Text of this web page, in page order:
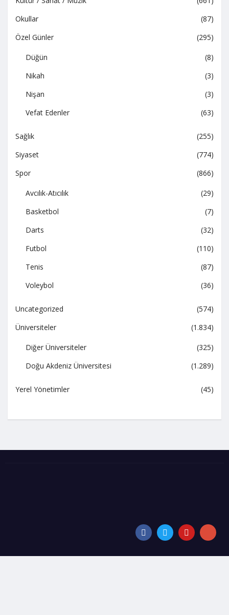
Okullar
(87)
Özel Günler
(295)
Düğün
(8)
Nikah
(3)
Nişan
(3)
Vefat Edenler
(63)
Sağlık
(255)
Siyaset
(774)
Spor
(866)
Avcılık-Atıcılık
(29)
Basketbol
(7)
Darts
(32)
Futbol
(110)
Tenis
(87)
Voleybol
(36)
Uncategorized
(574)
Üniversiteler
(1.834)
Diğer Üniversiteler
(325)
Doğu Akdeniz Üniversitesi
(1.289)
Yerel Yönetimler (45)